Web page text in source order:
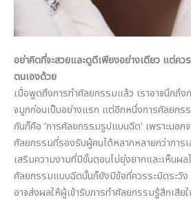
อย่าคิดที่จะสวยและดูดีเพียงอย่างเดียว แต่ค
ตนเองด้วย
เมื่อพูดถึงการทำศัลยกรรมแล้ว เราอาจนึกถึง
จมูกก่อนเป็นอย่างแรก แต่อีกหนึ่งการศัลยกร
กันก็คือ ‘การศัลยกรรมรูปแบบฉีด’ เพราะนอก
ศัลยกรรมที่รองรับผู้คนได้หลากหลายกว่าการ
เสริมความงามที่มีขั้นตอนไม่ยุ่งยากและเห็นผ
ศัลยกรรมแบบฉีดนั้นก็ยังมีข้อที่ควรระมัดระวัง
อาจส่งผลให้ผู้เข้ารับการทำศัลยกรรมรู้สึกเสีย